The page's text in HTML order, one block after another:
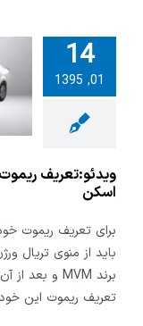
14
01, 1395
ریموت
ام وی ام
با دیاگ جی
اسکن
باید از منوی تریال
تعریف ریموت این